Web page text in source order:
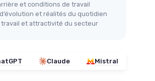
et conditions de travail
et réalités du quotidien
et attractivité du secteur
Claude Mistral